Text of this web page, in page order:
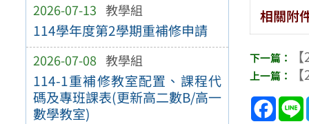
2026-07-13 教學組
114學年度第2學期重補修申請
2026-07-08 教學組
114-1重補修教室配置、課程代
碼及專班課表(更新高二數B/高一
數學教室)
相關附